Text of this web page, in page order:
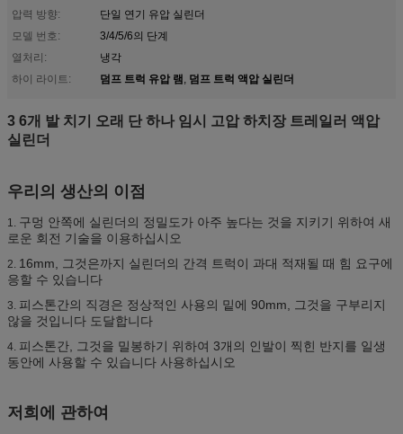
압력 방향:
단일 연기 유압 실린더
모델 번호:
3/4/5/6의 단계
열처리:
냉각
하이 라이트:
덤프 트럭 유압 램, 덤프 트럭 액압 실린더
3 6개 발 치기 오래 단 하나 임시 고압 하치장 트레일러 액압
실린더
우리의 생산의 이점
1. 구멍 안쪽에 실린더의 정밀도가 아주 높다는 것을 지키기 위하여 새
로운 회전 기술을 이용하십시오
2. 16mm, 그것은까지 실린더의 간격 트럭이 과대 적재될 때 힘 요구에
응할 수 있습니다
3. 피스톤간의 직경은 정상적인 사용의 밑에 90mm, 그것을 구부리지
않을 것입니다 도달합니다
4. 피스톤간, 그것을 밀봉하기 위하여 3개의 인발이 찍힌 반지를 일생
동안에 사용할 수 있습니다 사용하십시오
저희에 관하여